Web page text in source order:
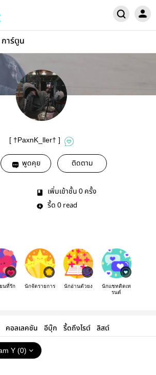
การ์ตูน
[ †PaxnK_ller† ]
พูดคุย ติดตาม
เพิ่มเข้าชั้น 0 ครั้ง
รี้ด 0 read
นที่รัก นักจัดรายการ นักอ่านตัวยง
นักแชทติดเท
รนด์
คอลเลคชัน อีบุ๊ก รี้ดถึงไรต์ ลิสต์
Y (0)